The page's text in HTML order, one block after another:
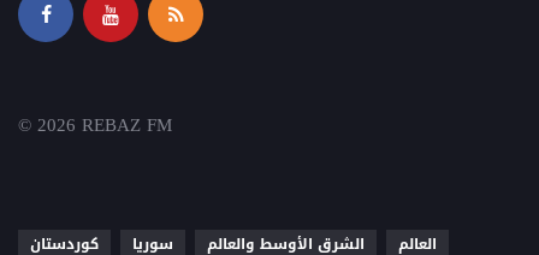
© 2026 REBAZ FM
كوردستان سوريا الشرق الأوسط والعالم العالم